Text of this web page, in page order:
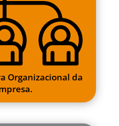
Organizacional da